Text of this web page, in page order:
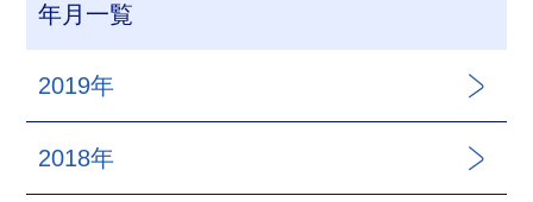
年月一覧
2019年
2018年